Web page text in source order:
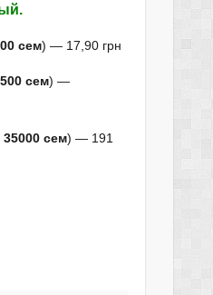
сем) — 17,90 грн
сем) —
сем) — 191